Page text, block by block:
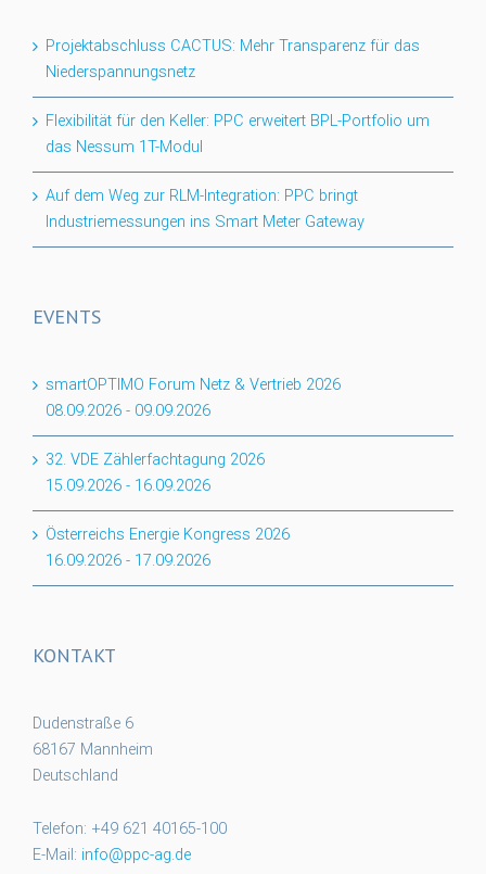
Projektabschluss CACTUS: Mehr Transparenz für das
Niederspannungsnetz
Flexibilität für den Keller: PPC erweitert BPL-Portfolio um
das Nessum 1T-Modul
Auf dem Weg zur RLM-Integration: PPC bringt
Industriemessungen ins Smart Meter Gateway
EVENTS
smartOPTIMO Forum Netz & Vertrieb 2026
08.09.2026 - 09.09.2026
32. VDE Zählerfachtagung 2026
15.09.2026 - 16.09.2026
Österreichs Energie Kongress 2026
16.09.2026 - 17.09.2026
KONTAKT
Dudenstraße 6
68167 Mannheim
Deutschland
Telefon: +49 621 40165-100
E-Mail: info@ppc-ag.de